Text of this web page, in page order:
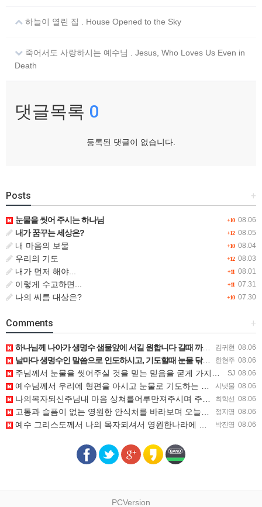
하늘이 열린 집 . House Opened to the Sky
죽어서도 사랑하시는 예수님 . Jesus, Who Loves Us Even in
Death
댓글목록 0
등록된 댓글이 없습니다.
+
Posts
+10 08.06
눈물을 씻어 주시는 하나님
+12 08.05
내가 꿈꾸는 세상은?
+10 08.04
내 마음의 보물
+12 08.03
우리의 기도
+11 08.01
내가 먼저 해야...
+11 07.31
이렇게 수고하면...
+10 07.30
나의 씨름 대상은?
+
Comments
김귀현 08.06
하나님께 나아가 생명수 샘물앞에 서길 원합니다 갈때 까지 흔들리지 않고 믿음으로 나아가게 하옵소서
한현주 08.06
날마다 생명수인 말씀으로 인도하시고, 기도할때 눈물 닦아주시는 나의 목자이신 예수님을 찬양합니다.
SJ 08.06
주님께서 눈물을 씻어주실 것을 믿는 믿음을 굳게 가지고 세상의 환난과 시험을 이겨내며 살아가게 하옵소서
시냇물 08.06
예수님께서 우리에 형편을 아시고 눈물로 기도하는 눈물을 닦으시고 위로해 주심 감사합니다.
최학선 08.06
나의목자되신주님내 마음 상쳐를어루만져주시며 주님의부드러운음성으로 딸아내기네겻에있노라 위로해 주심을 믿습니다.
정지영 08.06
고통과 슬픔이 없는 영원한 안식처를 바라보며 오늘도 믿음 안에서 승리하게 하소서
박진영 08.06
예수 그리스도께서 나의 목자되셔서 영원한나라에 소망을 두게하시니 감사합니다
PCVersion